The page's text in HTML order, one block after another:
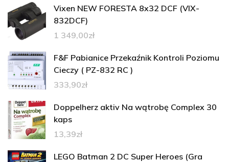
Vixen NEW FORESTA 8x32 DCF (VIX-
832DCF)
1 349,00zł
F&F Pabianice Przekaźnik Kontroli Poziomu
Cieczy ( PZ-832 RC )
333,90zł
Doppelherz aktiv Na wątrobę Complex 30
kaps
13,39zł
LEGO Batman 2 DC Super Heroes (Gra